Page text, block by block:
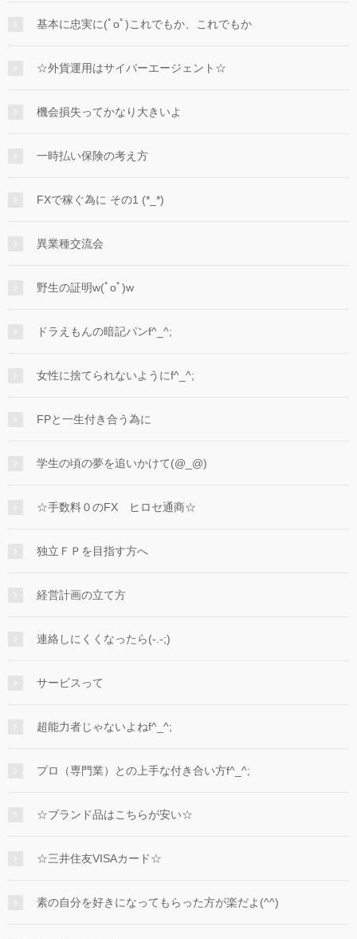
基本に忠実に(ﾟoﾟ)これでもか、これでもか
☆外貨運用はサイバーエージェント☆
機会損失ってかなり大きいよ
一時払い保険の考え方
FXで稼ぐ為に その1 (*_*)
異業種交流会
野生の証明w(ﾟoﾟ)w
ドラえもんの暗記パンf^_^;
女性に捨てられないようにf^_^;
FPと一生付き合う為に
学生の頃の夢を追いかけて(@_@)
☆手数料０のFX ヒロセ通商☆
独立ＦＰを目指す方へ
経営計画の立て方
連絡しにくくなったら(-.-;)
サービスって
超能力者じゃないよねf^_^;
プロ（専門業）との上手な付き合い方f^_^;
☆ブランド品はこちらが安い☆
☆三井住友VISAカード☆
素の自分を好きになってもらった方が楽だよ(^^)